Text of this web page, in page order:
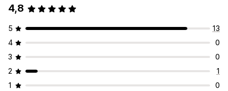
4,8
5
13
4
0
3
0
2
1
1
0